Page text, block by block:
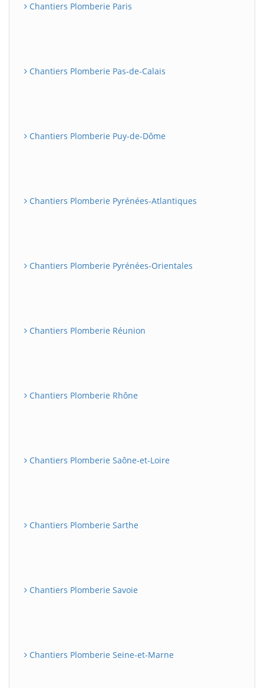
Chantiers Plomberie Paris
Chantiers Plomberie Pas-de-Calais
Chantiers Plomberie Puy-de-Dôme
Chantiers Plomberie Pyrénées-Atlantiques
Chantiers Plomberie Pyrénées-Orientales
Chantiers Plomberie Réunion
Chantiers Plomberie Rhône
Chantiers Plomberie Saône-et-Loire
Chantiers Plomberie Sarthe
Chantiers Plomberie Savoie
Chantiers Plomberie Seine-et-Marne